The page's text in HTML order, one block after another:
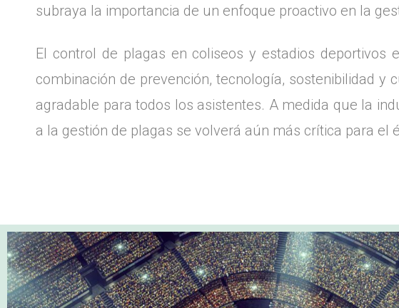
subraya la importancia de un enfoque proactivo en la
El control de plagas en coliseos y estadios
combinación de prevención, tecnología, sostenibilidad
agradable para todos los asistentes. A medida que la
a la gestión de plagas se volverá aún más crítica para el